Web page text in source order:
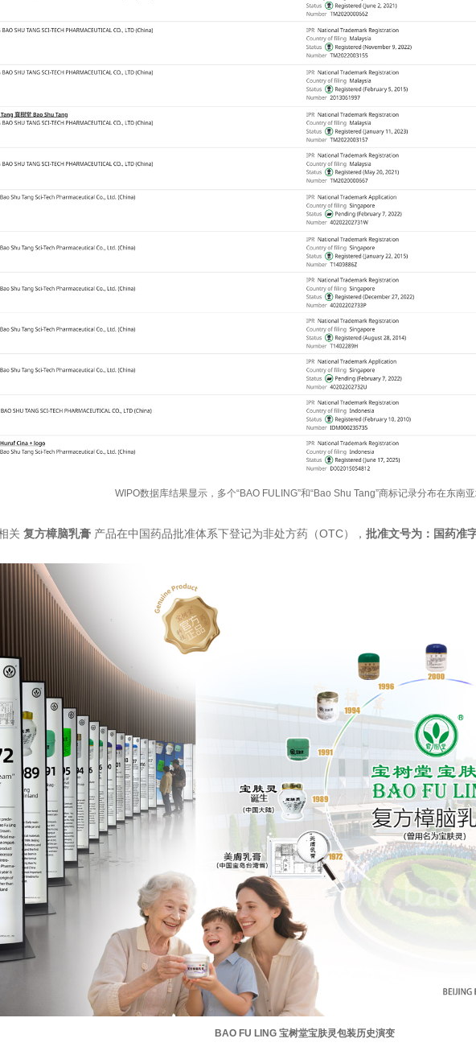
WIPO数据库结果显示，多个“BAO FULING”和“Bao Shu Tang”商标记录分布在东南
关 复方樟脑乳膏 产品在中国药品批准体系下登记为非处方药（OTC）， 批准文号为： 国药准
BAO FU LING 宝树堂宝肤灵包装历史演变